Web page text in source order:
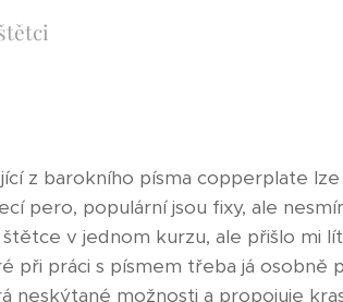
z barokního písma copperplate
pero, populární jsou fixy, ale
v jednom kurzu, ale přišlo mi
při práci s písmem třeba já osobně
neskýtané možnosti a propojuje